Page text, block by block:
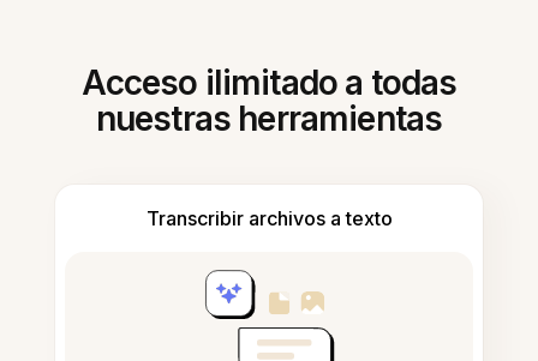
Acceso ilimitado a todas
nuestras herramientas
Transcribir archivos a texto